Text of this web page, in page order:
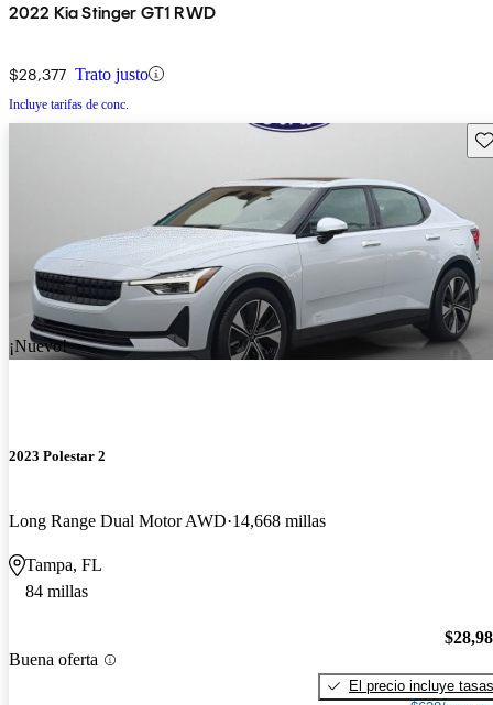
2022 Kia Stinger GT1 RWD
$28,377 Trato justo
Incluye tarifas de conc.
¡Nuevo!
2023 Polestar 2
Long Range Dual Motor AWD 14,668 millas
Tampa, FL
84 millas
Buena oferta
El precio incluye tasas